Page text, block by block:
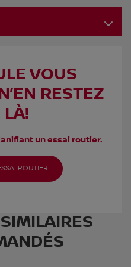
VOUS
RESTEZ
LÀ!
un essai routier.
ROUTIER